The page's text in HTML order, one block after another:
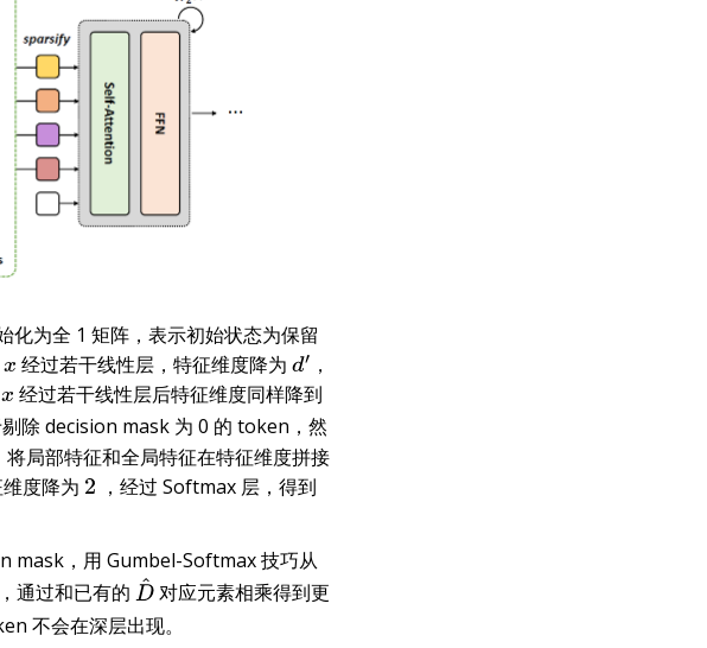
化为全 1 矩阵，表示初始状态为保留
x 经过若干线性层，特征维度降为d′ ，
x 经过若干线性层后特征维度同样降到
除 decision mask 为 0 的 token，然
将局部特征和全局特征在特征维度拼接
度降为 2 ，经过 Softmax 层，得到
mask，用 Gumbel-Softmax 技巧从
通过和已有的D^对应元素相乘得到更
不会在深层出现。